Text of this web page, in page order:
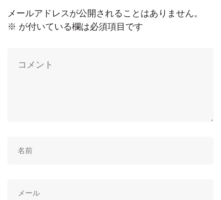
メールアドレスが公開されることはありません。
※ が付いている欄は必須項目です